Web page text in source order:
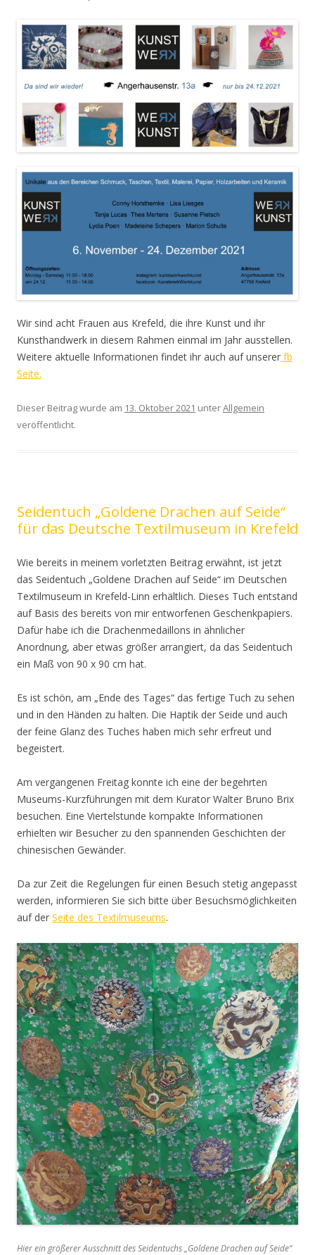
Wir sind acht Frauen aus Krefeld, die ihre Kunst und ihr
Kunsthandwerk in diesem Rahmen einmal im Jahr ausstellen.
Weitere aktuelle Informationen findet ihr auch auf unserer fb
Seite.
Dieser Beitrag wurde am 13. Oktober 2021 unterAllgemein
veröffentlicht.
Seidentuch „Goldene Drachen auf Seide“
für das Deutsche Textilmuseum in Krefeld
Wie bereits in meinem vorletzten Beitrag erwähnt, ist jetzt
das Seidentuch „Goldene Drachen auf Seide“ im Deutschen
Textilmuseum in Krefeld-Linn erhältlich. Dieses Tuch entstand
auf Basis des bereits von mir entworfenen Geschenkpapiers.
Dafür habe ich die Drachenmedaillons in ähnlicher
Anordnung, aber etwas größer arrangiert, da das Seidentuch
ein Maß von 90 x 90 cm hat.
Es ist schön, am „Ende des Tages“ das fertige Tuch zu sehen
und in den Händen zu halten. Die Haptik der Seide und auch
der feine Glanz des Tuches haben mich sehr erfreut und
begeistert.
Am vergangenen Freitag konnte ich eine der begehrten
Museums-Kurzführungen mit dem Kurator Walter Bruno Brix
besuchen. Eine Viertelstunde kompakte Informationen
erhielten wir Besucher zu den spannenden Geschichten der
chinesischen Gewänder.
Da zur Zeit die Regelungen für einen Besuch stetig angepasst
werden, informieren Sie sich bitte über Besuchsmöglichkeiten
auf der Seite des Textilmuseums.
Hier ein größerer Ausschnitt des Seidentuchs „Goldene Drachen auf Seide“